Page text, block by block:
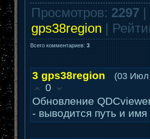
Просмотров: 2297 |
gps38region |
Всего комментариев: 3
3 gps38region (03 Июл
0
Обновление
- выводится путь и